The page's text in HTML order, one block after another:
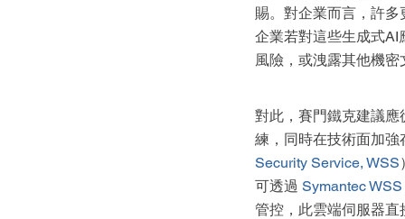
賜。對企業而言，許
企業若對這些生成式AI
風險，或洩露其他機密
對此，賽門鐵克建議應
練，同時在技術面加強
Security Service, WSS
可透過 Symantec
管控，此雲端伺服器直